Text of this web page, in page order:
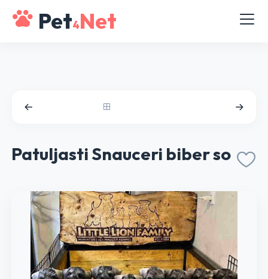
Pet4Net
Patuljasti Snauceri biber so